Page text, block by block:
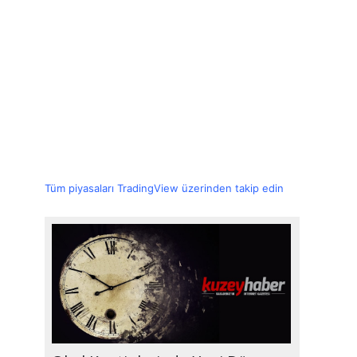
Tüm piyasaları TradingView üzerinden takip edin